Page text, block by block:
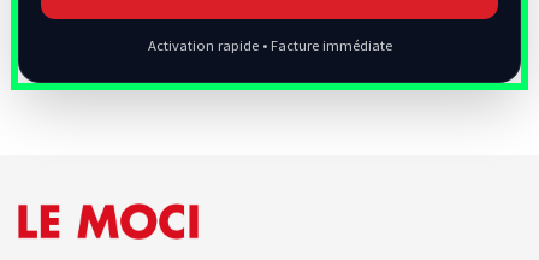
Activation rapide • Facture immédiate